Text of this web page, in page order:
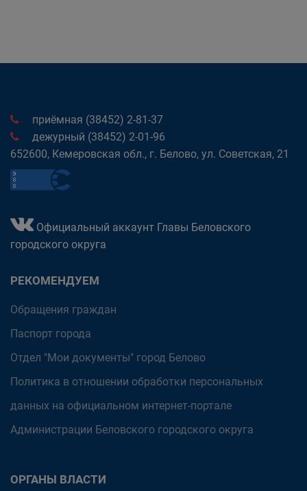
приёмная (38452) 2-81-37
дежурный (38452) 2-01-96
652600, Кемеровская обл., г. Белово, ул. Советская, 21
Официальный аккаунт Главы Беловского
городского округа
РЕКОМЕНДУЕМ
Обращения граждан
Паспорт города
Отдел "Мои документы" город Белово
Политика в отношении обработки персональных
данных на официальном интернет-портале
Администрации Беловского городского округа
ОРГАНЫ ВЛАСТИ